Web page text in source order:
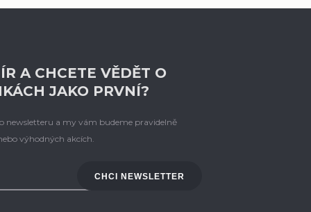
A CHCETE VĚDĚT O
JAKO PRVNÍ?
newsletteru a my vám budeme pravidelně
výhodných akcích.
CHCI NEWSLETTER